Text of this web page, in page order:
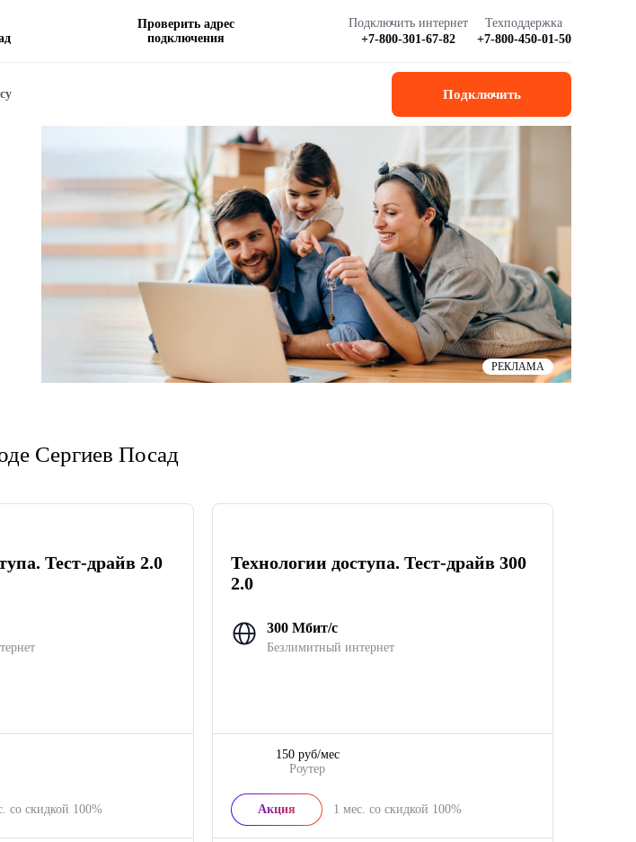
Проверить адрес
подключения
Подключить интернет
+7-800-301-67-82
Техподдержка
+7-800-450-01-50
Подключить
РЕКЛАМА
Сергиев Посад
Тест-драйв 2.0
со скидкой 100%
Технологии доступа. Тест-драйв 300
2.0
300 Мбит/с
Безлимитный интернет
Роутер
150 руб/мес
Акция 1 мес. со скидкой 100%